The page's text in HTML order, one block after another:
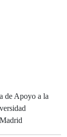
de Apoyo a la